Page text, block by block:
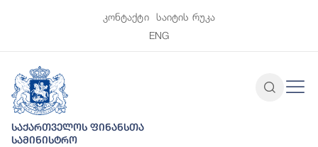
კონტაქტი
საიტის რუკა
ENG
საქართველოს ფინანსთა
სამინისტრო